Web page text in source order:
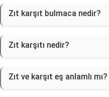
Zıt karşıt bulmaca nedir?
Zıt karşıtı nedir?
Zıt ve karşıt eş anlamlı mı?